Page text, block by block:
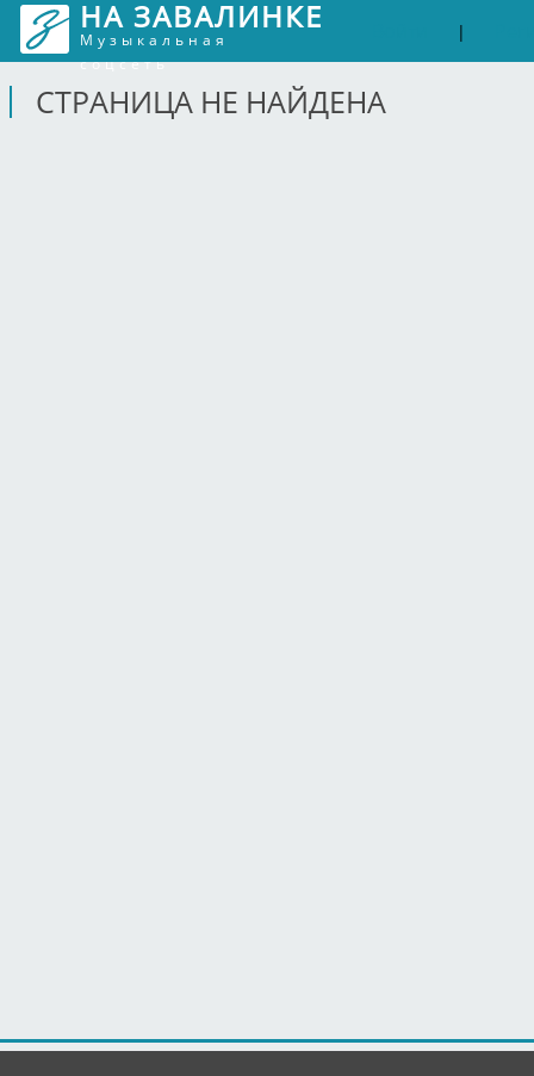
НА ЗАВАЛИНКЕ
Музыкальная
соцсеть
|
СТРАНИЦА НЕ НАЙДЕНА